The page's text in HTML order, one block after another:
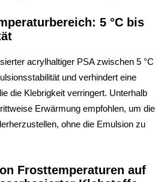
5 °C bis
acrylhaltiger PSA zwischen 5 °C
und verhindert eine
die Klebrigkeit verringert. Unterhalb
Erwärmung empfohlen, um die
ohne die Emulsion zu
Frosttemperaturen auf